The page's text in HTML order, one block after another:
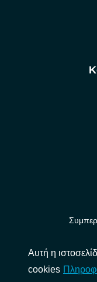
Αυτή η
cookies